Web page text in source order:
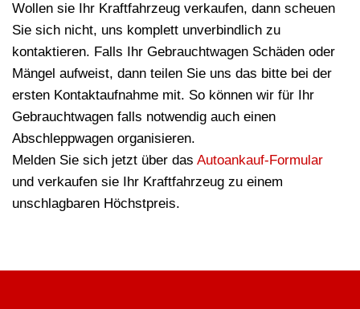
Wollen sie Ihr Kraftfahrzeug verkaufen, dann scheuen
Sie sich nicht, uns komplett unverbindlich zu
kontaktieren. Falls Ihr Gebrauchtwagen Schäden oder
Mängel aufweist, dann teilen Sie uns das bitte bei der
ersten Kontaktaufnahme mit. So können wir für Ihr
Gebrauchtwagen falls notwendig auch einen
Abschleppwagen organisieren.
Melden Sie sich jetzt über das Autoankauf-Formular
und verkaufen sie Ihr Kraftfahrzeug zu einem
unschlagbaren Höchstpreis.